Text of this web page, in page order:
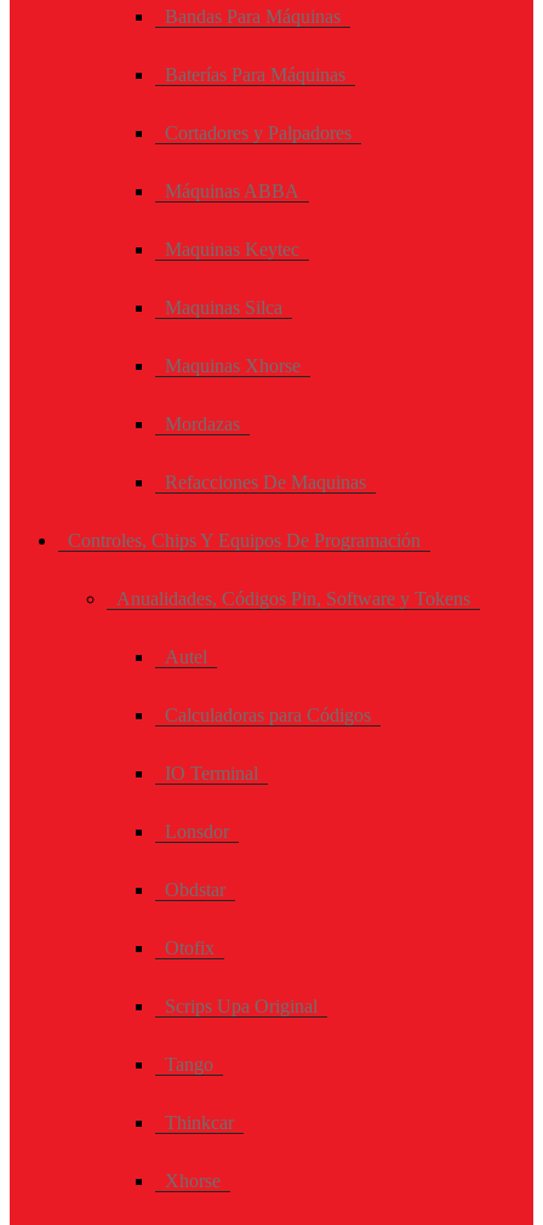
Bandas Para Máquinas
Baterías Para Máquinas
Cortadores y Palpadores
Máquinas ABBA
Maquinas Keytec
Maquinas Silca
Maquinas Xhorse
Mordazas
Refacciones De Maquinas
Controles, Chips Y Equipos De Programación
Anualidades, Códigos Pin, Software y Tokens
Autel
Calculadoras para Códigos
IO Terminal
Lonsdor
Obdstar
Otofix
Scrips Upa Original
Tango
Thinkcar
Xhorse